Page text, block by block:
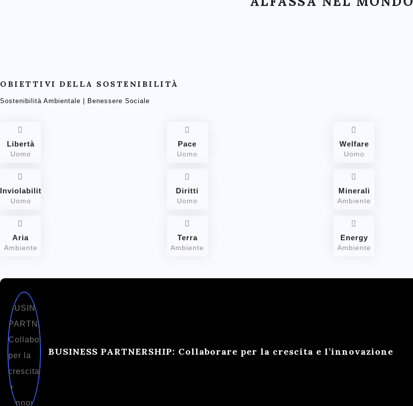
OBIETTIVI DELLA SOSTENIBILITÀ
Sostenibilità Ambientale | Benessere Sociale
Libertà
Uomo
Pace
Uomo
Welfare
Uomo
Inviolabilità
Uomo
Diritti
Uomo
Minerali
Ambiente
Aria
Ambiente
Terra
Ambiente
Energy
Ambiente
BUSINESS PARTNERSHIP: Collaborare per la crescita e l’innovazione